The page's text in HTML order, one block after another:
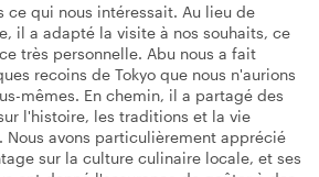
qui nous intéressait. Au lieu de
il a adapté la visite à nos souhaits, ce
très personnelle. Abu nous a fait
recoins de Tokyo que nous n'aurions
mêmes. En chemin, il a partagé des
l'histoire, les traditions et la vie
Nous avons particulièrement apprécié
sur la culture culinaire locale, et ses